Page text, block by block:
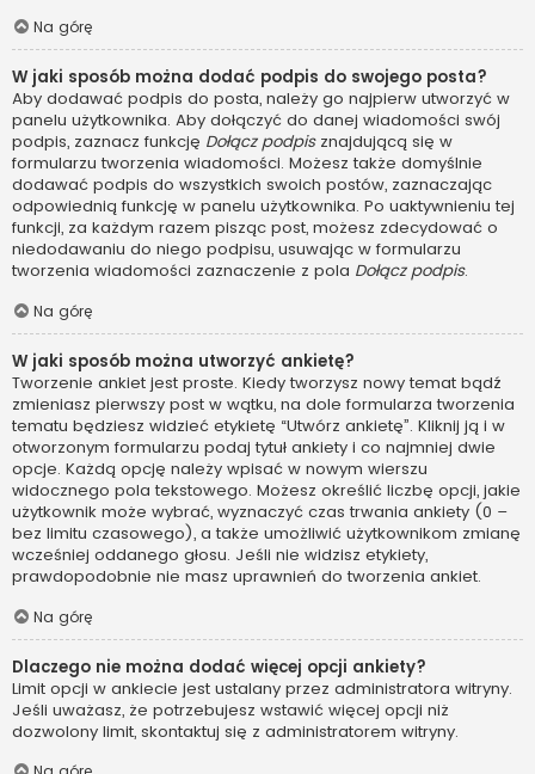
Na górę
W jaki sposób można dodać podpis do swojego posta?
Aby dodawać podpis do posta, należy go najpierw utworzyć w
panelu użytkownika. Aby dołączyć do danej wiadomości swój
podpis, zaznacz funkcję Dołącz podpisznajdującą się w
formularzu tworzenia wiadomości. Możesz także domyślnie
dodawać podpis do wszystkich swoich postów, zaznaczając
odpowiednią funkcję w panelu użytkownika. Po uaktywnieniu tej
funkcji, za każdym razem pisząc post, możesz zdecydować o
niedodawaniu do niego podpisu, usuwając w formularzu
tworzenia wiadomości zaznaczenie z pola Dołącz podpis.
Na górę
W jaki sposób można utworzyć ankietę?
Tworzenie ankiet jest proste. Kiedy tworzysz nowy temat bądź
zmieniasz pierwszy post w wątku, na dole formularza tworzenia
tematu będziesz widzieć etykietę “Utwórz ankietę”. Kliknij ją i w
otworzonym formularzu podaj tytuł ankiety i co najmniej dwie
opcje. Każdą opcję należy wpisać w nowym wierszu
widocznego pola tekstowego. Możesz określić liczbę opcji, jakie
użytkownik może wybrać, wyznaczyć czas trwania ankiety (0 –
bez limitu czasowego), a także umożliwić użytkownikom zmianę
wcześniej oddanego głosu. Jeśli nie widzisz etykiety,
prawdopodobnie nie masz uprawnień do tworzenia ankiet.
Na górę
Dlaczego nie można dodać więcej opcji ankiety?
Limit opcji w ankiecie jest ustalany przez administratora witryny.
Jeśli uważasz, że potrzebujesz wstawić więcej opcji niż
dozwolony limit, skontaktuj się z administratorem witryny.